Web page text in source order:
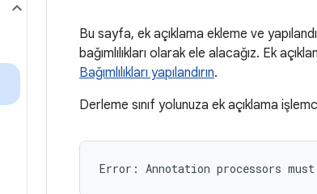
Bu sayfa, ek açıklama ekleme ve
bağımlılıkları olarak ele alacağız. Ek
Bağımlılıkları yapılandırın.
Derleme sınıf yolunuza ek açıklama